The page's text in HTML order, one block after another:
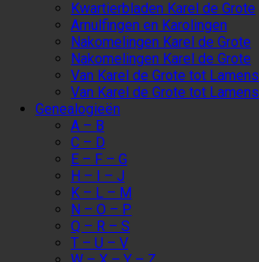
Kwartierbladen Karel de Grote
Arnulfingen en Karolingen
Nakomelingen Karel de Grote
Nakomelingen Karel de Grote
Van Karel de Grote tot Lamens
Van Karel de Grote tot Lamens
Genealogieën
A – B
C – D
E – F – G
H – I – J
K – L – M
N – O – P
Q – R – S
T – U – V